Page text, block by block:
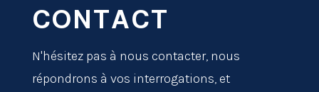
CONTACT
N'hésitez pas à nous contacter, nous
répondrons à vos interrogations, et